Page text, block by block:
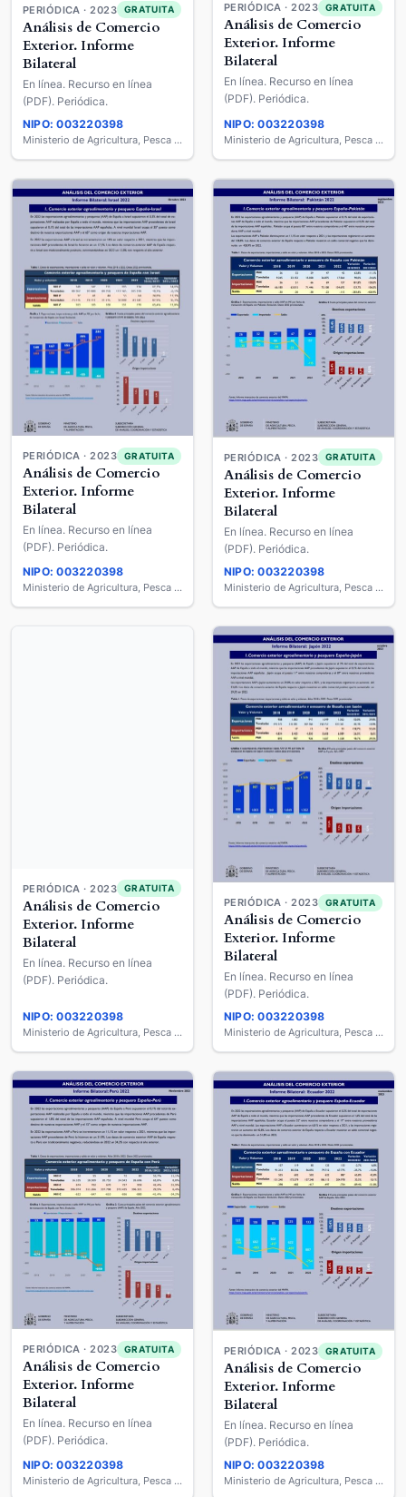
PERIÓDICA · 2023 GRATUITA
Análisis de Comercio
Exterior. Informe
Bilateral
En línea. Recurso en línea
(PDF). Periódica.
NIPO: 003220398
Ministerio de Agricultura, Pesca y Alimentación
PERIÓDICA · 2023 GRATUITA
Análisis de Comercio
Exterior. Informe
Bilateral
En línea. Recurso en línea
(PDF). Periódica.
NIPO: 003220398
Ministerio de Agricultura, Pesca y Alimentación
PERIÓDICA · 2023 GRATUITA
Análisis de Comercio
Exterior. Informe
Bilateral
En línea. Recurso en línea
(PDF). Periódica.
NIPO: 003220398
Ministerio de Agricultura, Pesca y Alimentación
PERIÓDICA · 2023 GRATUITA
Análisis de Comercio
Exterior. Informe
Bilateral
En línea. Recurso en línea
(PDF). Periódica.
NIPO: 003220398
Ministerio de Agricultura, Pesca y Alimentación
PERIÓDICA · 2023 GRATUITA
Análisis de Comercio
Exterior. Informe
Bilateral
En línea. Recurso en línea
NIPO: 003220398
Ministerio de Agricultura, Pesca y Alimentación
PERIÓDICA · 2023 GRATUITA
Análisis de Comercio
Exterior. Informe
Bilateral
En línea. Recurso en línea
(PDF). Periódica.
NIPO: 003220398
Ministerio de Agricultura, Pesca y Alimentación
PERIÓDICA · 2023 GRATUITA
Análisis de Comercio
Exterior. Informe
Bilateral
En línea. Recurso en línea
(PDF). Periódica.
NIPO: 003220398
Ministerio de Agricultura, Pesca y Alimentación
PERIÓDICA · 2023 GRATUITA
Análisis de Comercio
Exterior. Informe
Bilateral
En línea. Recurso en línea
(PDF). Periódica.
NIPO: 003220398
Ministerio de Agricultura, Pesca y Alimentación